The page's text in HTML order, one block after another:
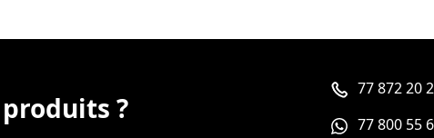
?
77 872 20
77 800 55